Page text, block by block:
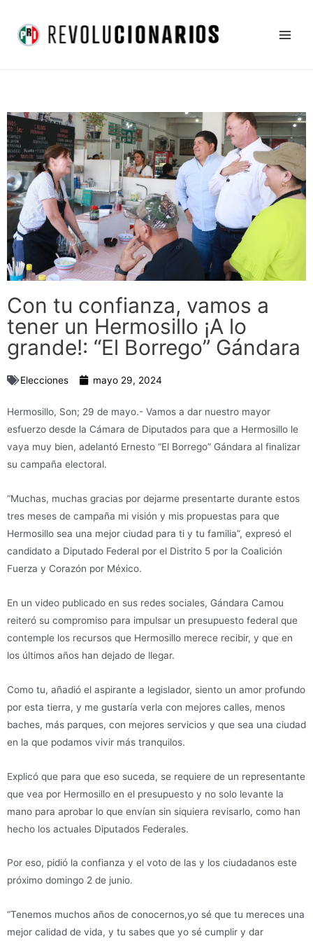
contenido
Con tu confianza, vamos a
tener un Hermosillo ¡A lo
grande!: “El Borrego” Gándara
Elecciones mayo 29, 2024
Hermosillo, Son; 29 de mayo.- Vamos a dar nuestro mayor
esfuerzo desde la Cámara de Diputados para que a Hermosillo le
vaya muy bien, adelantó Ernesto “El Borrego” Gándara al finalizar
su campaña electoral.
“Muchas, muchas gracias por dejarme presentarte durante estos
tres meses de campaña mi visión y mis propuestas para que
Hermosillo sea una mejor ciudad para ti y tu familia”, expresó el
candidato a Diputado Federal por el Distrito 5 por la Coalición
Fuerza y Corazón por México.
En un video publicado en sus redes sociales, Gándara Camou
reiteró su compromiso para impulsar un presupuesto federal que
contemple los recursos que Hermosillo merece recibir, y que en
los últimos años han dejado de llegar.
Como tu, añadió el aspirante a legislador, siento un amor profundo
por esta tierra, y me gustaría verla con mejores calles, menos
baches, más parques, con mejores servicios y que sea una ciudad
en la que podamos vivir más tranquilos.
Explicó que para que eso suceda, se requiere de un representante
que vea por Hermosillo en el presupuesto y no solo levante la
mano para aprobar lo que envían sin siquiera revisarlo, como han
hecho los actuales Diputados Federales.
Por eso, pidió la confianza y el voto de las y los ciudadanos este
próximo domingo 2 de junio.
“Tenemos muchos años de conocernos,yo sé que tu mereces una
mejor calidad de vida, y tu sabes que yo sé cumplir y dar